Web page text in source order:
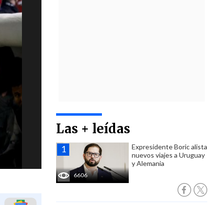
Las + leídas
6606
Expresidente Boric alista
nuevos viajes a Uruguay
y Alemania